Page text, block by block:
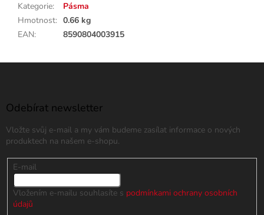
Kategorie:
Pásma
Hmotnost: 0.66 kg
EAN: 8590804003915
Odebírat newsletter
Vložte svůj e-mail a my vám budeme zasílat informace o nových
produktech na našem e-shopu.
E-mail
Vložením e-mailu souhlasíte s podmínkami ochrany osobních
údajů